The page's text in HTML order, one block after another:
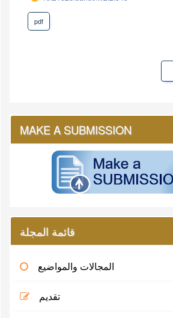
pdf
MAKE A SUBMISSION
قائمة المجلة
المجالات والمواضيع
تقديم